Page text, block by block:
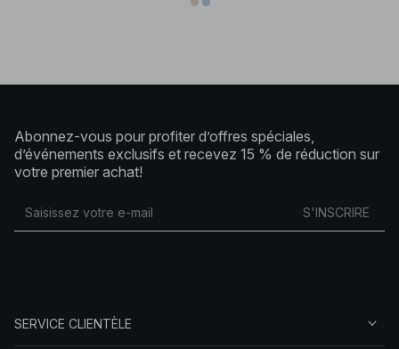
Abonnez-vous pour profiter d’offres spéciales,
d’événements exclusifs et recevez 15 % de réduction sur
votre premier achat!
S'INSCRIRE
SERVICE CLIENTÈLE